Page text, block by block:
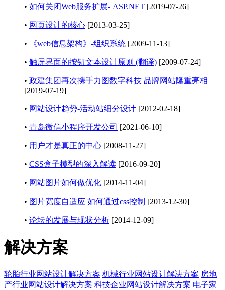
• 如何关闭Web服务扩展- ASP.NET [2019-07-26]
• 网页设计的核心 [2013-03-25]
• 《web信息架构》-组织系统 [2009-11-13]
• 触屏界面的按钮文本设计原则 (翻译) [2009-07-24]
• 政建集团再次携手力图数字科技 品牌网站隆重亮相
[2019-07-19]
• 网站设计趋势-活动站细分设计 [2012-02-18]
• 青岛微信小程序开发公司 [2021-06-10]
• 用户才是真正的中心 [2008-11-27]
• CSS盒子模型的深入解读 [2016-09-20]
• 网站图片如何做优化 [2014-11-04]
• 图片宽度自适应 如何通过css控制 [2013-12-30]
• 论坛的发展与现状分析 [2014-12-09]
解决方案
轮胎行业网站设计解决方案 机械行业网站设计解决方案 房地
产行业网站设计解决方案 科技企业网站设计解决方案 电子家